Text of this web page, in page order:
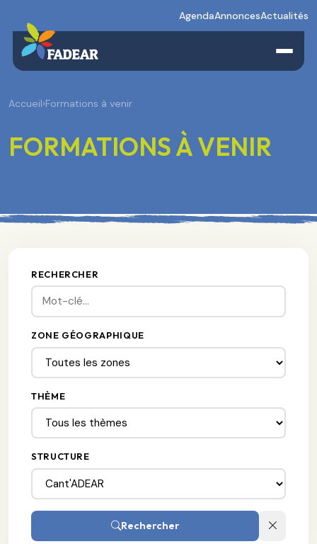
AgendaAnnoncesActualités
Accueil›Formations à venir
FORMATIONS À VENIR
RECHERCHER
ZONE GÉOGRAPHIQUE
THÈME
STRUCTURE
Rechercher